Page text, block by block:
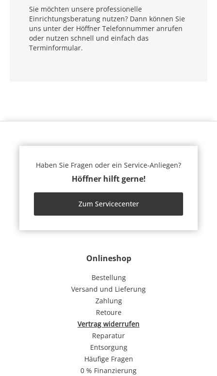
Sie möchten unsere professionelle
Einrichtungsberatung nutzen? Dann können Sie
uns unter der Höffner Telefonnummer anrufen
oder nutzen schnell und einfach das
Terminformular.
Onlineshop
Bestellung
Versand und Lieferung
Zahlung
Retoure
Vertrag widerrufen
Reparatur
Entsorgung
Häufige Fragen
0 % Finanzierung
Haben Sie Fragen oder ein Service-Anliegen?
Höffner hilft gerne!
Zum Servicecenter